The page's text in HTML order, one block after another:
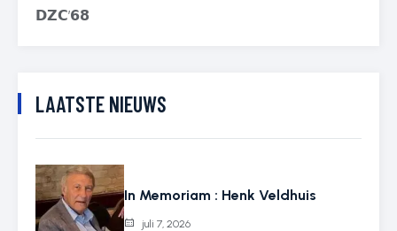
𝗗𝗭𝗖’𝟲𝟴
LAATSTE NIEUWS
In Memoriam : Henk Veldhuis
juli 7, 2026